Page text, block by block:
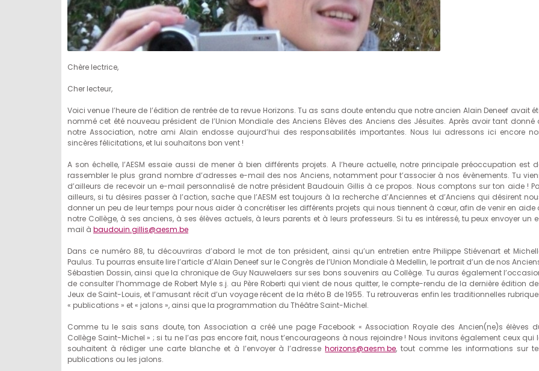
Chère lectrice,
Cher lecteur,
Voici venue l’heure de l’édition de rentrée de ta revue Horizons. Tu as sans doute entendu que notre ancien Alain Deneef avait
nommé cet été nouveau président de l’Union Mondiale des Anciens Elèves des Anciens des Jésuites. Après avoir tant donné
notre Association, notre ami Alain endosse aujourd’hui des responsabilités importantes. Nous lui adressons ici encore
sincères félicitations, et lui souhaitons bon vent !
A son échelle, l’AESM essaie aussi de mener à bien différents projets. A l’heure actuelle, notre principale préoccupation est
rassembler le plus grand nombre d’adresses e-mail des nos Anciens, notamment pour t’associer à nos évènements. Tu
d’ailleurs de recevoir un e-mail personnalisé de notre président Baudouin Gillis à ce propos. Nous comptons sur ton aide !
ailleurs, si tu désires passer à l’action, sache que l’AESM est toujours à la recherche d’Anciennes et d’Anciens qui désirent
donner un peu de leur temps pour nous aider à concrétiser les différents projets qui nous tiennent à cœur, afin de venir en aide
notre Collège, à ses anciens, à ses élèves actuels, à leurs parents et à leurs professeurs. Si tu es intéressé, tu peux envoyer un
mail à baudouin.gillis@aesm.be
Dans ce numéro 88, tu découvriras d’abord le mot de ton président, ainsi qu’un entretien entre Philippe Stiévenart et
Paulus. Tu pourras ensuite lire l’article d’Alain Deneef sur le Congrès de l’Union Mondiale à Medellin, le portrait d’un de nos
Sébastien Dossin, ainsi que la chronique de Guy Nauwelaers sur ses bons souvenirs au Collège. Tu auras également
de consulter l’hommage de Robert Myle s.j. au Père Roberti qui vient de nous quitter, le compte-rendu de la dernière édition
Jeux de Saint-Louis, et l’amusant récit d’un voyage récent de la rhéto B de 1955. Tu retrouveras enfin les traditionnelles
« publications » et « jalons », ainsi que la programmation du Théâtre Saint-Michel.
Comme tu le sais sans doute, ton Association a créé une page Facebook « Association Royale des Ancien(ne)s élèves
Collège Saint-Michel » ; si tu ne l’as pas encore fait, nous t’encourageons à nous rejoindre ! Nous invitons également ceux qui
souhaitent à rédiger une carte blanche et à l’envoyer à l’adressehorizons@aesm.be, tout comme les informations sur
publications ou les jalons.